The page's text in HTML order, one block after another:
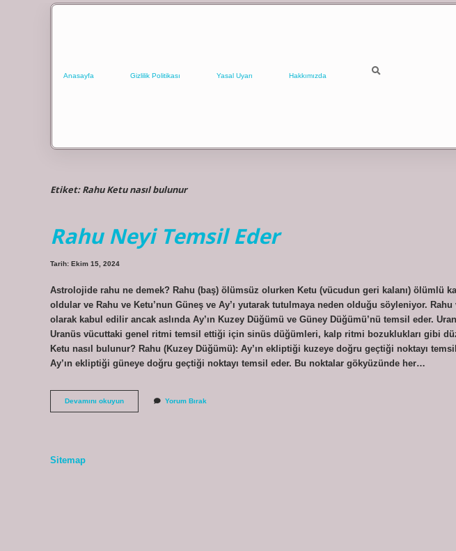
Anasayfa Gizlilik Politikası Yasal Uyarı Hakkımızda
Etiket:Rahu Ketu nasıl bulunur
Rahu Neyi Temsil Eder
Tarih: Ekim 15, 2024
Astrolojide rahu ne demek? Rahu (baş) ölümsüz olurken Ketu (vücudun geri kalanı) ölümlü
oldular ve Rahu ve Ketu’nun Güneş ve Ay’ı yutarak tutulmaya neden olduğu söyleniyor.
olarak kabul edilir ancak aslında Ay’ın Kuzey Düğümü ve Güney Düğümü’nü temsil eder.
Uranüs vücuttaki genel ritmi temsil ettiği için sinüs düğümleri, kalp ritmi bozuklukları gibi
Ketu nasıl bulunur? Rahu (Kuzey Düğümü): Ay’ın ekliptiği kuzeye doğru geçtiği noktayı
Ay’ın ekliptiği güneye doğru geçtiği noktayı temsil eder. Bu noktalar gökyüzünde her…
Devamını okuyunRahu
Neyi
Yorum Bırak
Sitemap